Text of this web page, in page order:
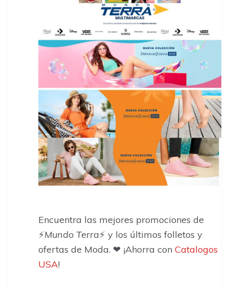
Encuentra las mejores promociones de
⚡Mundo Terra⚡ y los últimos folletos y
ofertas de Moda. ❤ ¡Ahorra con Catalogos
USA!